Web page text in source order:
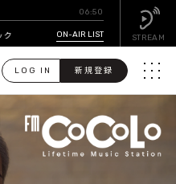
LOG IN 新規登録 メニ
06:50
ON-AIR LIST STREAM